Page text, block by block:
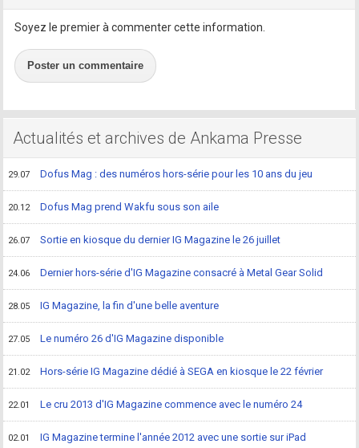
Soyez le premier à commenter cette information.
Poster un commentaire
Actualités et archives de Ankama Presse
29.07 Dofus Mag : des numéros hors-série pour les 10 ans du jeu
20.12 Dofus Mag prend Wakfu sous son aile
26.07 Sortie en kiosque du dernier IG Magazine le 26 juillet
24.06 Dernier hors-série d'IG Magazine consacré à Metal Gear Solid
28.05 IG Magazine, la fin d'une belle aventure
27.05 Le numéro 26 d'IG Magazine disponible
21.02 Hors-série IG Magazine dédié à SEGA en kiosque le 22 février
22.01 Le cru 2013 d'IG Magazine commence avec le numéro 24
02.01 IG Magazine termine l'année 2012 avec une sortie sur iPad